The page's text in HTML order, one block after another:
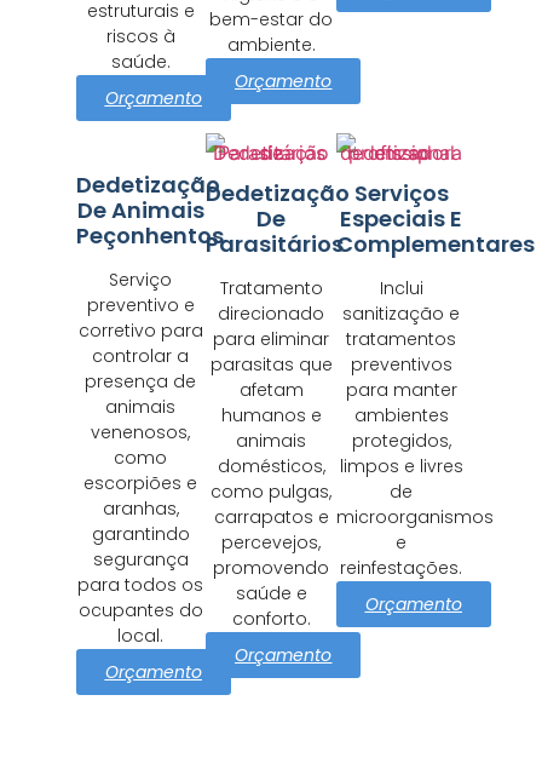
estruturais e
riscos à
saúde.
Orçamento
bem-estar do
ambiente.
Orçamento
Dedetização
De Animais
Peçonhentos
Serviço
preventivo e
corretivo para
controlar a
presença de
animais
venenosos,
como
escorpiões e
aranhas,
garantindo
segurança
para todos os
ocupantes do
local.
Orçamento
Dedetização
De
Parasitários
Tratamento
direcionado
para eliminar
parasitas que
afetam
humanos e
animais
domésticos,
como pulgas,
carrapatos e
percevejos,
promovendo
saúde e
conforto.
Orçamento
Serviços
Especiais E
Complementares
Inclui
sanitização e
tratamentos
preventivos
para manter
ambientes
protegidos,
limpos e livres
de
microorganismos
e
reinfestações.
Orçamento